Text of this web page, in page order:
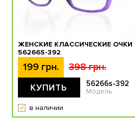
ЖЕНСКИЕ КЛАССИЧЕСКИЕ ОЧКИ
56266S-392
199 грн. 398 грн.
КУПИТЬ 56266s-392
Модель
в наличии